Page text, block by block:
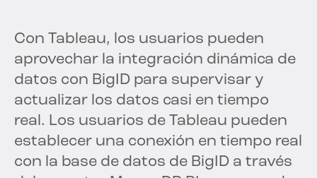
Con Tableau, los usuarios pueden
aprovechar la integración dinámica de
datos con BigID para supervisar y
actualizar los datos casi en tiempo
real. Los usuarios de Tableau pueden
establecer una conexión en tiempo real
con la base de datos de BigID a través